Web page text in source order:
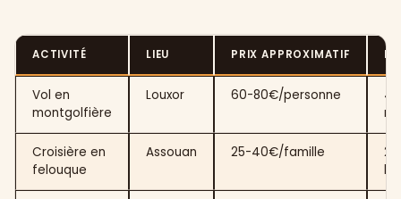
ACTIVITÉ LIEU PRIX APPROXIMATIF
Vol en
montgolfière
Louxor 60-80€/personne
40
Croisière en
felouque
Assouan 25-40€/famille
2-